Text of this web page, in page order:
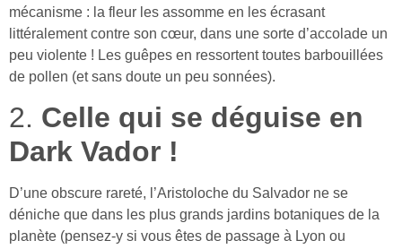
mécanisme : la fleur les assomme en les écrasant
littéralement contre son cœur, dans une sorte d’accolade un
peu violente ! Les guêpes en ressortent toutes barbouillées
de pollen (et sans doute un peu sonnées).
2. Celle qui se déguise en
Dark Vador !
D’une obscure rareté, l’Aristoloche du Salvador ne se
déniche que dans les plus grands jardins botaniques de la
planète (pensez-y si vous êtes de passage à Lyon ou